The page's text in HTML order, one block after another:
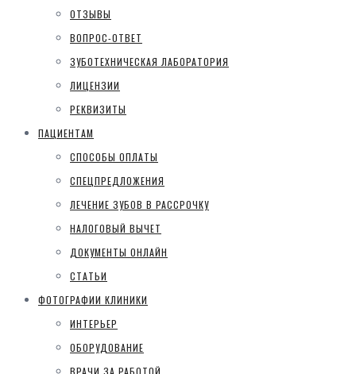
ОТЗЫВЫ
ВОПРОС-ОТВЕТ
ЗУБОТЕХНИЧЕСКАЯ ЛАБОРАТОРИЯ
ЛИЦЕНЗИИ
РЕКВИЗИТЫ
ПАЦИЕНТАМ
СПОСОБЫ ОПЛАТЫ
СПЕЦПРЕДЛОЖЕНИЯ
ЛЕЧЕНИЕ ЗУБОВ В РАССРОЧКУ
НАЛОГОВЫЙ ВЫЧЕТ
ДОКУМЕНТЫ ОНЛАЙН
СТАТЬИ
ФОТОГРАФИИ КЛИНИКИ
ИНТЕРЬЕР
ОБОРУДОВАНИЕ
ВРАЧИ ЗА РАБОТОЙ